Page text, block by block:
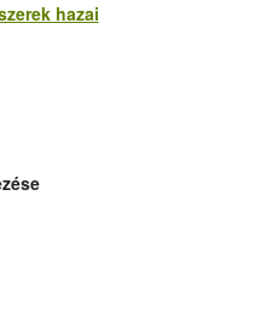
hazai